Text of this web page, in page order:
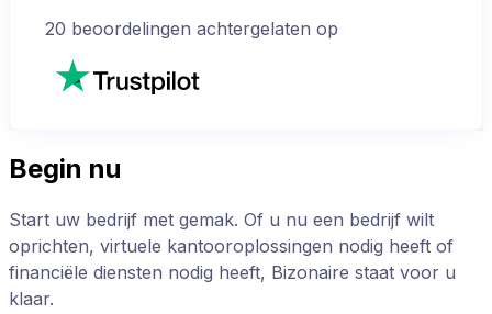
20 beoordelingen achtergelaten op
Begin nu
Start uw bedrijf met gemak. Of u nu een bedrijf wilt
oprichten, virtuele kantooroplossingen nodig heeft of
financiële diensten nodig heeft, Bizonaire staat voor u
klaar.